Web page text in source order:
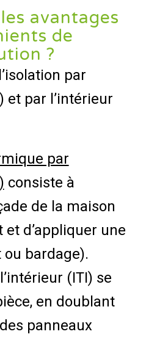
avantages
de
?
par
et par l’intérieur
par
consiste à
de la maison
d’appliquer une
bardage).
(ITI) se
en doublant
panneaux